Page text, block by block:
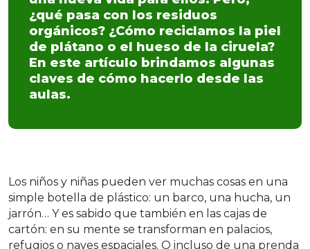
¿qué pasa con los residuos
orgánicos? ¿Cómo reciclamos la piel
de plátano o el hueso de la ciruela?
En este artículo brindamos algunas
claves de cómo hacerlo desde las
aulas.
Los niños y niñas pueden ver muchas cosas en una
simple botella de plástico: un barco, una hucha, un
jarrón… Y es sabido que también en las cajas de
cartón: en su mente se transforman en palacios,
refugios o naves espaciales. O incluso de una prenda